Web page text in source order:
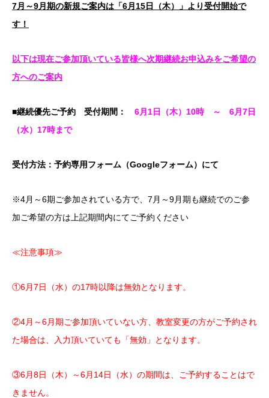
7月～9月期の新規ご案内は「6月15日（木）」より受付開始で
す！
以下は現在ご参加頂いている皆様へ次期継続お申込みをご希望の
方へのご案内
■継続優先ご予約 受付期間 ： 6月1日（木）10時 ～ 6月7日
（水）17時まで
受付方法：予約専用フォーム（Googleフォーム）にて
※4月～6期ご参加されている方で、7月～9月期も継続でのご参
加ご希望の方は上記期間内にてご予約ください
≪注意事項≫
①6月7日（水）の17時以降は無効となります。
②4月～6月期ご参加頂いていない方、教室変更の方がご予約され
た場合は、入力頂いていても「無効」となります。
③6月8日（木）～6月14日（水）の期間は、ご予約することはで
きません。